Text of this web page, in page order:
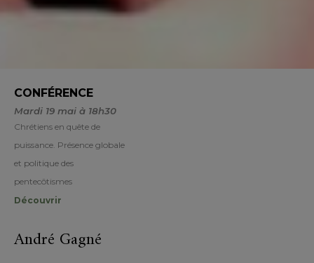
CONFÉRENCE
Mardi 19 mai à 18h30
Chrétiens en quête de
puissance. Présence globale
et politique des
pentecôtismes
Découvrir
André Gagné